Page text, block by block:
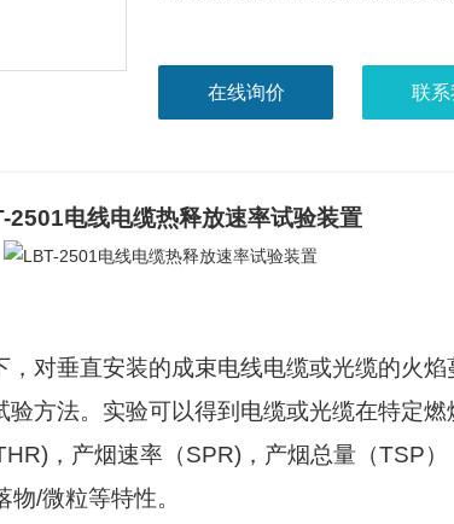
在线询价 联系
2501电线电缆热释放速率试验装置
对垂直安装的成束电线电缆或光缆的火
方法。实验可以得到电缆或光缆在特定
，产烟速率（SPR) ，产烟总量（TSP
物/微粒等特性。